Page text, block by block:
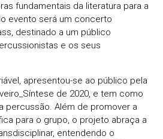
fundamentais da literatura para a
evento será um concerto
destinado a um público
e os seus
apresentou-se ao público pela
de 2020, e tem como
percussão. Além de promover a
para o grupo, o projeto abraça a
entendendo o